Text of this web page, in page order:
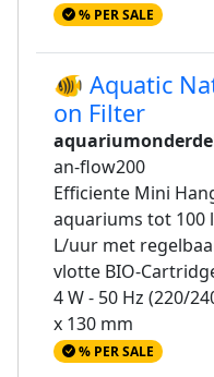
% PER SALE
🐠 Aquatic
on Filter
an-flow200
Efficiente Mini
aquariums tot 100
L/uur met
vlotte BIO-
4 W - 50 Hz (220/
x 130 mm
% PER SALE